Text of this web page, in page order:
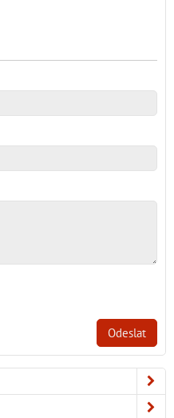
Odeslat